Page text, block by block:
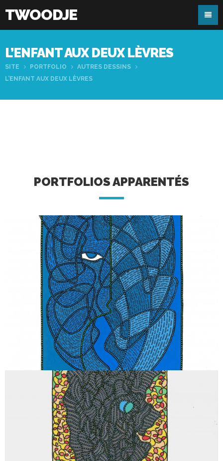
TWOODJE
L’ENFANT AUX DEUX LÈVRES
SITE PORTFOLIO
AUTRES DESSINS
L’ENFANT AUX DEUX LÈVRES
PORTFOLIOS APPARENTÉS